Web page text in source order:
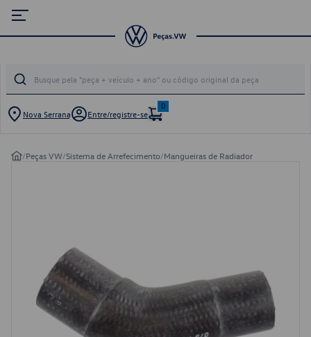
Nova Serrana Entre/registre-se
0
/Peças VW/Sistema de Arrefecimento/Mangueiras de Radiador